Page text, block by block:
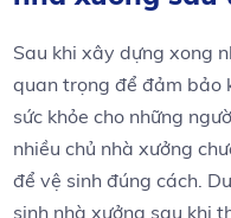
Sau khi xây dựng xong
quan trọng để đảm bảo
sức khỏe cho những
nhiều chủ nhà xưởng
để vệ sinh đúng cách.
sinh nhà xưởng sau khi